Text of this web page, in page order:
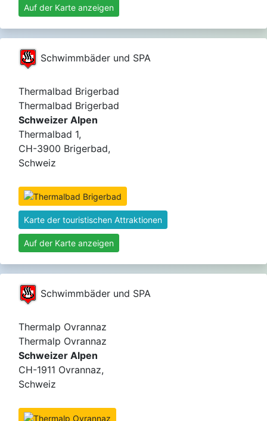
Auf der Karte anzeigen
Schwimmbäder und SPA
Thermalbad Brigerbad
Thermalbad Brigerbad
Schweizer Alpen
Thermalbad 1,
CH-3900 Brigerbad,
Schweiz
Karte der touristischen Attraktionen
Auf der Karte anzeigen
Schwimmbäder und SPA
Thermalp Ovrannaz
Thermalp Ovrannaz
Schweizer Alpen
CH-1911 Ovrannaz,
Schweiz